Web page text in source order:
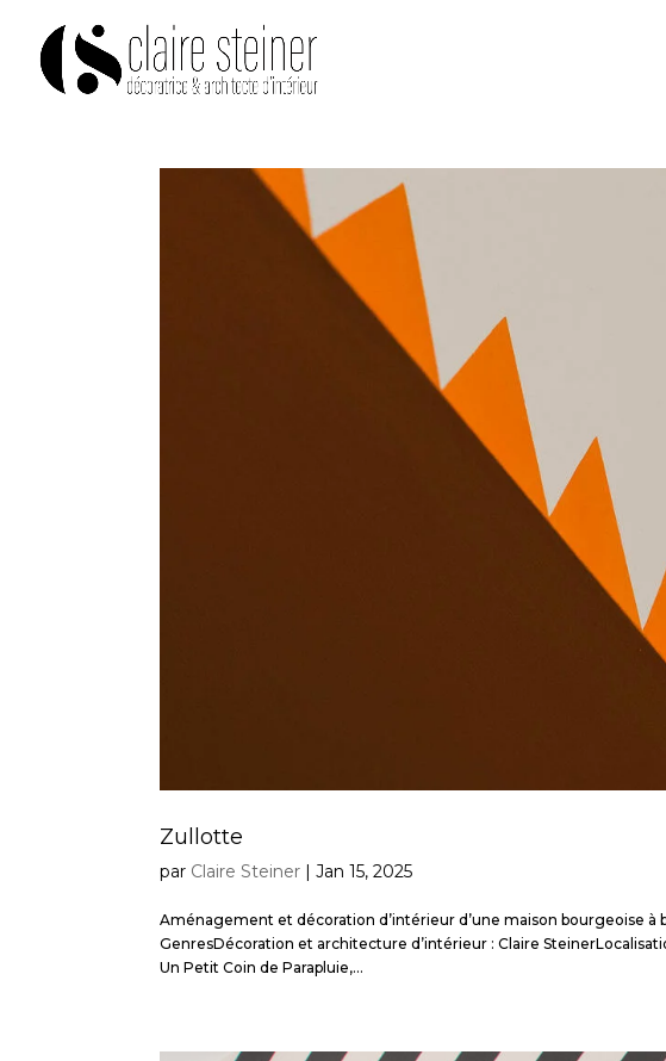
Zullotte
par Claire Steiner |Jan 15, 2025
Aménagement et décoration d’intérieur d’une maison bourgeoise
GenresDécoration et architecture d’intérieur : Claire
Un Petit Coin de Parapluie,...